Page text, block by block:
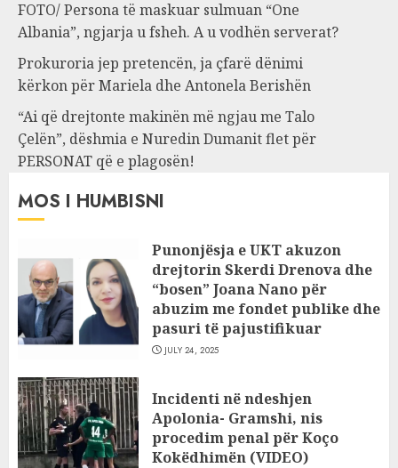
FOTO/ Persona të maskuar sulmuan “One
Albania”, ngjarja u fsheh. A u vodhën serverat?
Prokuroria jep pretencën, ja çfarë dënimi
kërkon për Mariela dhe Antonela Berishën
“Ai që drejtonte makinën më ngjau me Talo
Çelën”, dëshmia e Nuredin Dumanit flet për
PERSONAT që e plagosën!
MOS I HUMBISNI
Punonjësja e UKT akuzon
drejtorin Skerdi Drenova dhe
“bosen” Joana Nano për
abuzim me fondet publike dhe
pasuri të pajustifikuar
JULY 24, 2025
Incidenti në ndeshjen
Apolonia- Gramshi, nis
procedim penal për Koço
Kokëdhimën (VIDEO)